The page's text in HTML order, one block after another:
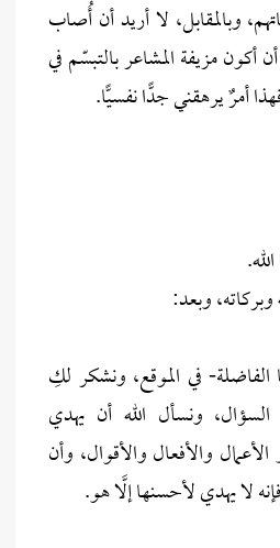
وبالمقابل، لا أريد أن أُصاب
أكون مزيفة المشاعر بالتبسّم في
أمرٌ يرهقني جدًّا نفسيًّا.
وبعد:
الفاضلة- في الموقع، ونشكر لكِ
ونسأل الله أن يهدي
والأفعال والأقوال، وأن
لا يهدي لأحسنها إلَّا هو.